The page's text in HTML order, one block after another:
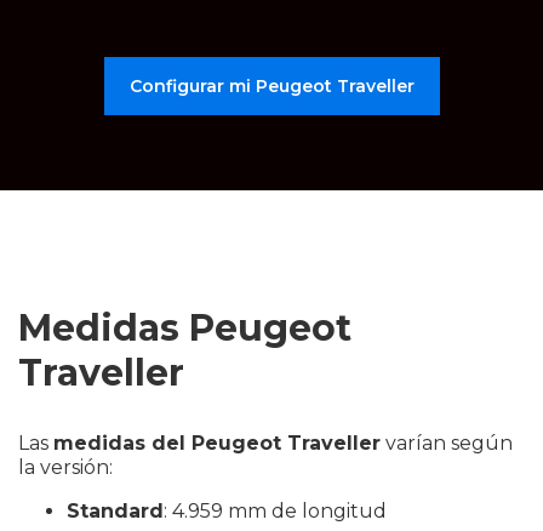
Configurar mi Peugeot Traveller
Medidas Peugeot
Traveller
Las medidas del Peugeot Traveller varían según
la versión:
Standard: 4.959 mm de longitud